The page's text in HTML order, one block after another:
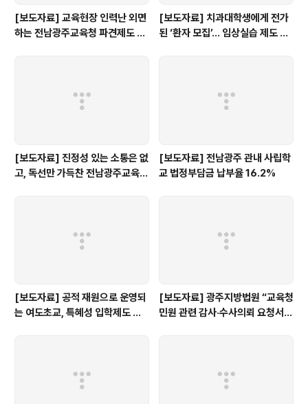
[보도자료] 교육현장 인력난 외면
하는 전남광주교육청 파견제도 재
[보도자료] 치과대학생에게 전가
된 ‘환자 모집’… 임상실습 제도 개
[보도자료] 진정성 있는 소통은 없
고, 독선만 가득찬 전남광주교육감
[보도자료] 전남광주 관내 사립학
교 법정부담금 납부율 16.2%
[보도자료] 공적 재원으로 운영되
는 여도초교, 특혜성 입학제도 즉
[보도자료] 광주지방법원 “교육청
민원 관련 감사·수사의뢰 요청서,